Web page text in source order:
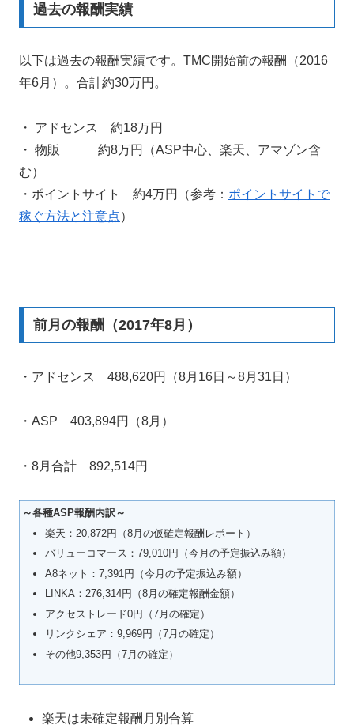
過去の報酬実績
以下は過去の報酬実績です。TMC開始前の報酬（2016
年6月）。合計約30万円。
・ アドセンス 約18万円
・ 物販 約8万円（ASP中心、楽天、アマゾン含
む）
・ポイントサイト 約4万円（参考： ポイントサイトで
稼ぐ方法と注意点）
前月の報酬（2017年8月）
・アドセンス 488,620円（8月16日～8月31日）
・ASP 403,894円（8月）
・8月合計 892,514円
～各種ASP報酬内訳～
楽天：20,872円（8月の仮確定報酬レポート）
バリューコマース：79,010円（今月の予定振込み額）
A8ネット：7,391円（今月の予定振込み額）
LINKA：276,314円（8月の確定報酬金額）
アクセストレード0円（7月の確定）
リンクシェア：9,969円（7月の確定）
その他9,353円（7月の確定）
楽天は未確定報酬月別合算